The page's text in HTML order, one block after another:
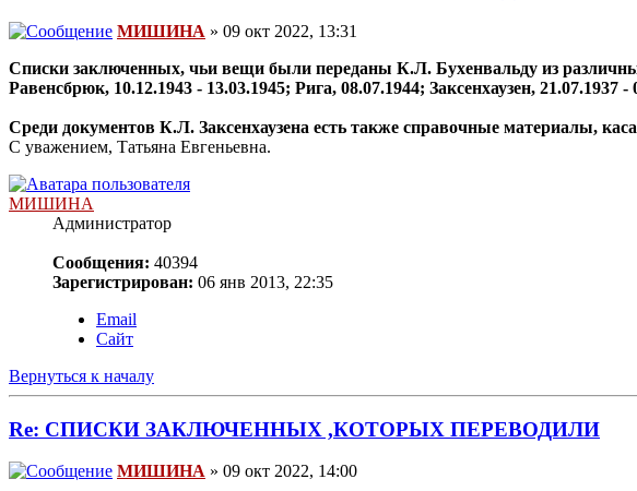
МИШИНА » 09 окт 2022, 13:31
Списки заключенных, чьи вещи были переданы К.Л. Бухенвальду из
Равенсбрюк, 10.12.1943 - 13.03.1945; Рига, 08.07.1944; Заксенхаузен, 21.07.1937
Среди документов К.Л. Заксенхаузена есть также справочные материалы,
С уважением, Татьяна Евгеньевна.
МИШИНА
Администратор
Сообщения: 40394
Зарегистрирован: 06 янв 2013, 22:35
Email
Сайт
Вернуться к началу
Re: СПИСКИ ЗАКЛЮЧЕННЫХ ,КОТОРЫХ ПЕРЕВОДИЛИ
МИШИНА » 09 окт 2022, 14:00